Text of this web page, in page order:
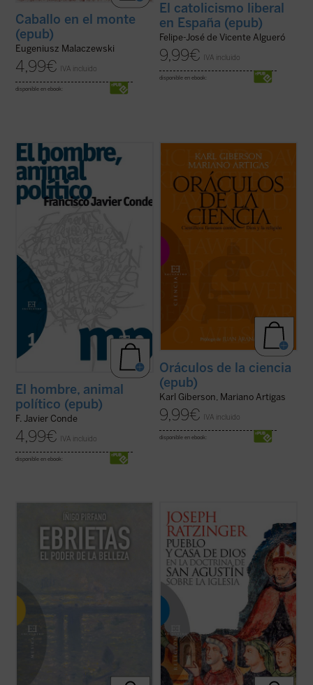
Caballo en el monte
(epub)
Eugeniusz Malaczewski
4,99€ IVA incluido
disponible en ebook:
El catolicismo liberal
en España (epub)
Felipe-José de Vicente Algueró
9,99€ IVA incluido
disponible en ebook:
El proceso reduccionista al que se ha visto
sometida la política, convertida en una pura
relación de poder, se ha solapado
paradójicamente con una Sociedad
despolitizaday un Estado desapoderado
También con la perversa ...(ver ficha)
El hombre, animal
político (epub)
F. Javier Conde
4,99€ IVA incluido
disponible en ebook:
La ciencia forma parte de nuestra
compresión contemporánea del mundo y
de nuestra esperanza en el futuro. Para
algunos ha desplazado a la religión, y los
creyentes deben afrontar los desafíos
planteados por la ciencia. Sin embargo,
pocos tienen ...(ver ficha)
Oráculos de la ciencia
(epub)
Karl Giberson, Mariano Artigas
9,99€ IVA incluido
disponible en ebook:
Cuando un filósofo escribe sobre estética,
el resultado constituye en no pocos casos
un ejercicio de admirable erudición que no
consigue penetrar en la naturaleza de la
creación poética. Y al revés; si un artista se
lanza a la difícil tarea ... (ver ficha)
El concepto de pueblo de Dios en la
eclesiología de Agustín de Hipona es el
concepto central de este libro, redactado
como tesis doctoral por Joseph Ratzinger
y que supuso su brillante entrada en el
mundo de la investigación teológica. En ...
(ver ficha)